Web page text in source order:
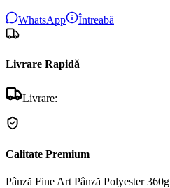
WhatsApp Întreabă
Livrare Rapidă
Livrare:
Calitate Premium
Pânză Fine Art Pânză Polyester 360g